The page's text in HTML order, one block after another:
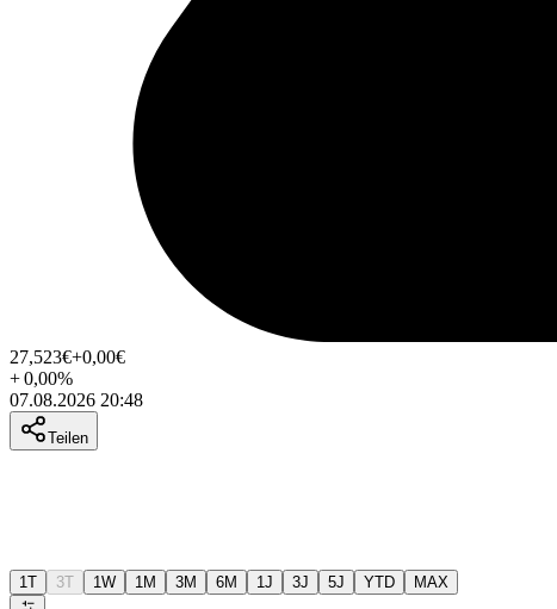
27,523€+0,00€
+0,00%
07.08.2026 20:48
Teilen
1T 3T 1W 1M 3M 6M 1J 3J 5J YTD MAX